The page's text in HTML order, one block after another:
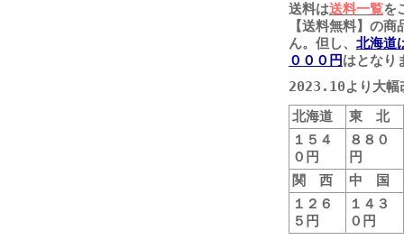
送料は送料一覧を
【送料無料】の
ん。但し、 北海道
０００円はとなり
2023.10より大幅
北海道
東 北
１５４
０円
８８０
円
関 西
中 国
１２６
５円
１４３
０円